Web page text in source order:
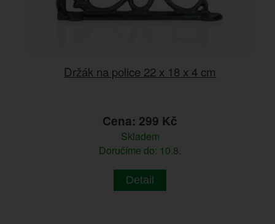
Držák na police 22 x 18 x 4 cm
Cena: 299 Kč
Skladem
Doručíme do: 10.8.
Detail